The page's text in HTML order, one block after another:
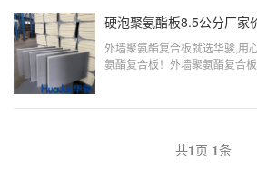
外墙聚氨酯复合板就选华骏,用
氨酯复合板！外墙聚氨酯复合
共1页 1条